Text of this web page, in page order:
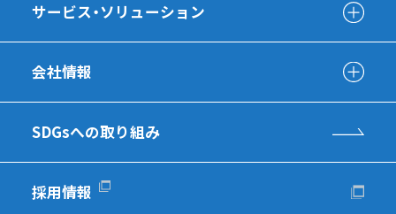
サービス・ソリューション
会社情報
SDGsへの取り組み
採用情報